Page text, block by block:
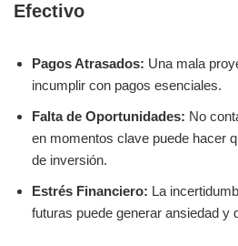
Efectivo
Pagos Atrasados: Una mala
incumplir con pagos esenciales.
Falta de Oportunidades: No
en momentos clave puede hacer
de inversión.
Estrés Financiero: La
futuras puede generar ansiedad y